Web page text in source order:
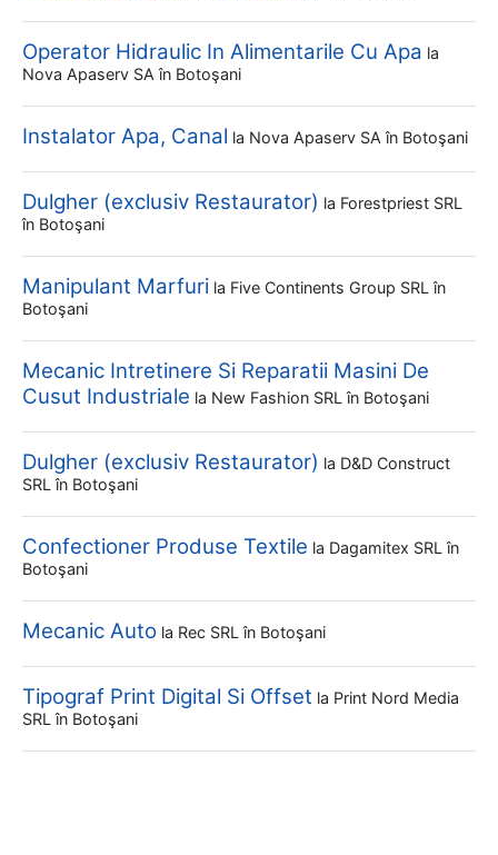
Operator Hidraulic In Alimentarile Cu Apa la
Nova Apaserv SA în Botoşani
Instalator Apa, Canal la Nova Apaserv SA în Botoşani
Dulgher (exclusiv Restaurator) la Forestpriest SRL
în Botoşani
Manipulant Marfuri la Five Continents Group SRL în
Botoşani
Mecanic Intretinere Si Reparatii Masini De
Cusut Industriale la New Fashion SRL în Botoşani
Dulgher (exclusiv Restaurator) la D&d Construct
SRL în Botoşani
Confectioner Produse Textile la Dagamitex SRL în
Botoşani
Mecanic Auto la Rec SRL în Botoşani
Tipograf Print Digital Si Offset la Print Nord Media
SRL în Botoşani